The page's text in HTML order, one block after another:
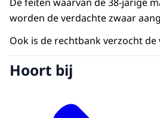
worden de verdachte zwaar
Ook is de rechtbank verzocht
Hoort bij